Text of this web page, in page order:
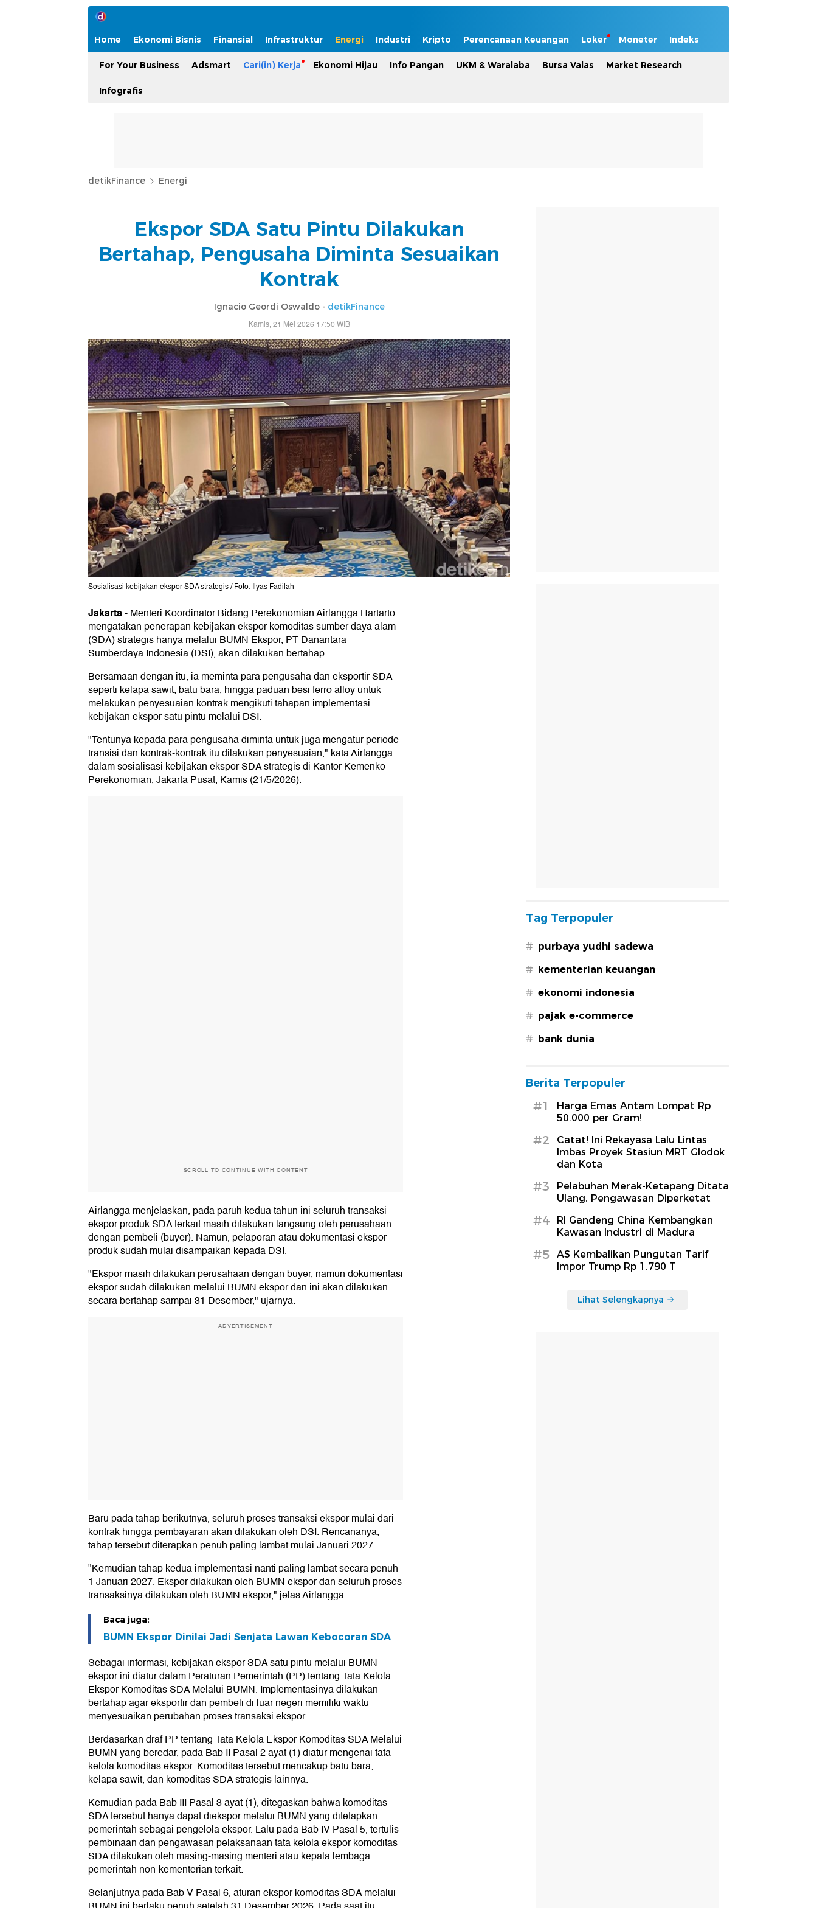
Home Ekonomi Bisnis Finansial Infrastruktur Energi Industri Kripto Perencanaan Keuangan Loker Moneter Indeks
For Your Business Adsmart Cari(in) Kerja Ekonomi Hijau Info Pangan UKM & Waralaba Bursa Valas Market Research
Infografis
detikFinance Energi
Ekspor SDA Satu Pintu Dilakukan
Bertahap, Pengusaha Diminta Sesuaikan
Kontrak
Ignacio Geordi Oswaldo - detikFinance
Kamis, 21 Mei 2026 17:50 WIB
Sosialisasi kebijakan ekspor SDA strategis / Foto: Ilyas Fadilah
Jakarta-Menteri Koordinator Bidang Perekonomian Airlangga Hartarto
mengatakan penerapan kebijakan ekspor komoditas sumber daya alam
(SDA) strategis hanya melalui BUMN Ekspor, PT Danantara
Sumberdaya Indonesia (DSI), akan dilakukan bertahap.
Bersamaan dengan itu, ia meminta para pengusaha dan eksportir SDA
seperti kelapa sawit, batu bara, hingga paduan besi ferro alloy untuk
melakukan penyesuaian kontrak mengikuti tahapan implementasi
kebijakan ekspor satu pintu melalui DSI.
"Tentunya kepada para pengusaha diminta untuk juga mengatur periode
transisi dan kontrak-kontrak itu dilakukan penyesuaian," kata Airlangga
dalam sosialisasi kebijakan ekspor SDA strategis di Kantor Kemenko
Perekonomian, Jakarta Pusat, Kamis (21/5/2026).
SCROLL TO CONTINUE WITH CONTENT
Airlangga menjelaskan, pada paruh kedua tahun ini seluruh transaksi
ekspor produk SDA terkait masih dilakukan langsung oleh perusahaan
dengan pembeli (buyer). Namun, pelaporan atau dokumentasi ekspor
produk sudah mulai disampaikan kepada DSI.
"Ekspor masih dilakukan perusahaan dengan buyer, namun dokumentasi
ekspor sudah dilakukan melalui BUMN ekspor dan ini akan dilakukan
secara bertahap sampai 31 Desember," ujarnya.
ADVERTISEMENT
Baru pada tahap berikutnya, seluruh proses transaksi ekspor mulai dari
kontrak hingga pembayaran akan dilakukan oleh DSI. Rencananya,
tahap tersebut diterapkan penuh paling lambat mulai Januari 2027.
"Kemudian tahap kedua implementasi nanti paling lambat secara penuh
1 Januari 2027. Ekspor dilakukan oleh BUMN ekspor dan seluruh proses
transaksinya dilakukan oleh BUMN ekspor," jelas Airlangga.
Baca juga:
BUMN Ekspor Dinilai Jadi Senjata Lawan Kebocoran SDA
Sebagai informasi, kebijakan ekspor SDA satu pintu melalui BUMN
ekspor ini diatur dalam Peraturan Pemerintah (PP) tentang Tata Kelola
Ekspor Komoditas SDA Melalui BUMN. Implementasinya dilakukan
bertahap agar eksportir dan pembeli di luar negeri memiliki waktu
menyesuaikan perubahan proses transaksi ekspor.
Berdasarkan draf PP tentang Tata Kelola Ekspor Komoditas SDA Melalui
BUMN yang beredar, pada Bab II Pasal 2 ayat (1) diatur mengenai tata
kelola komoditas ekspor. Komoditas tersebut mencakup batu bara,
kelapa sawit, dan komoditas SDA strategis lainnya.
Kemudian pada Bab III Pasal 3 ayat (1), ditegaskan bahwa komoditas
SDA tersebut hanya dapat diekspor melalui BUMN yang ditetapkan
pemerintah sebagai pengelola ekspor. Lalu pada Bab IV Pasal 5, tertulis
pembinaan dan pengawasan pelaksanaan tata kelola ekspor komoditas
SDA dilakukan oleh masing-masing menteri atau kepala lembaga
pemerintah non-kementerian terkait.
Selanjutnya pada Bab V Pasal 6, aturan ekspor komoditas SDA melalui
Tag Terpopuler
# purbaya yudhi sadewa
# kementerian keuangan
# ekonomi indonesia
# pajak e-commerce
# bank dunia
Berita Terpopuler
#1
Harga Emas Antam Lompat Rp
50.000 per Gram!
#2
Catat! Ini Rekayasa Lalu Lintas
Imbas Proyek Stasiun MRT Glodok
dan Kota
#3
Pelabuhan Merak-Ketapang Ditata
Ulang, Pengawasan Diperketat
#4
RI Gandeng China Kembangkan
Kawasan Industri di Madura
#5
AS Kembalikan Pungutan Tarif
Impor Trump Rp 1.790 T
Lihat Selengkapnya